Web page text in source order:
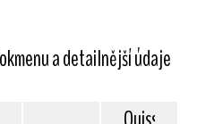
a detailnější údaje